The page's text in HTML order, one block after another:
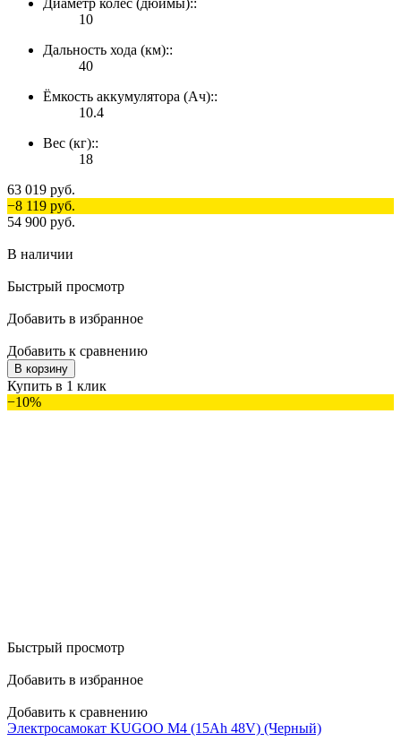
10
Дальность хода (км)::
40
Ёмкость аккумулятора (Ач)::
10.4
Вес (кг)::
18
63 019 руб.
−8 119 руб.
54 900 руб.
В наличии
Быстрый просмотр
Добавить в избранное
Добавить к сравнению
В корзину
Купить в 1 клик
−10%
Быстрый просмотр
Добавить в избранное
Добавить к сравнению
Электросамокат KUGOO M4 (15Ah 48V) (Черный)